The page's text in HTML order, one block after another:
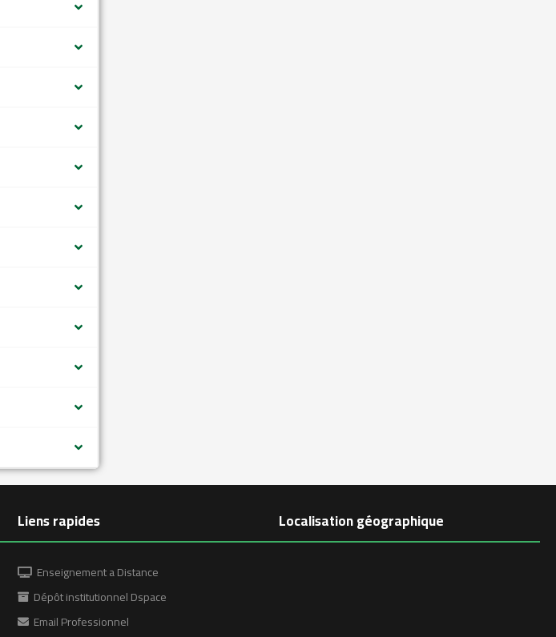
Liens rapides
Enseignement a Distance
Dépôt institutionnel Dspace
Email Professionnel
Localisation géographique